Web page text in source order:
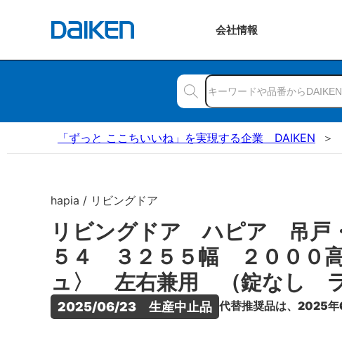
会社情報
「ずっと ここちいいね」を実現する企業 DAIKEN
hapia / リビングドア
リビングドア ハピア 吊戸
５４ ３２５５幅 ２０００
ュ〉 左右兼用 （錠なし ラ
2025/06/23　生産中止品 代替推奨品は、2025年